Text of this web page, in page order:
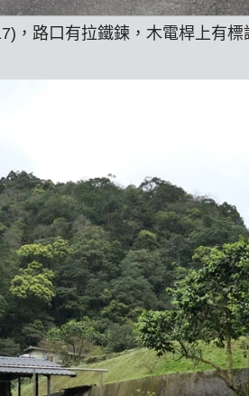
，路口有拉鐵鍊，木電桿上有